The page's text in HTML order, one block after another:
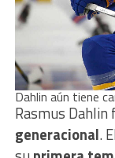
Dahlin aún tiene
Rasmus Dahlin
generacional.